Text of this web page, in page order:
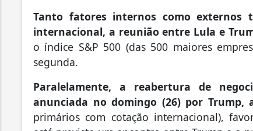
Tanto fatores internos como externos
internacional, a reunião entre Lula e
o índice S&P 500 (das 500 maiores
segunda.
Paralelamente, a reabertura de
anunciada no domingo (26) por
primários com cotação internacional),